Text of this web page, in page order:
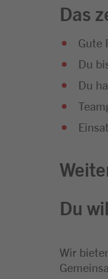
Das
Gute
Du
Du
Du
Wir